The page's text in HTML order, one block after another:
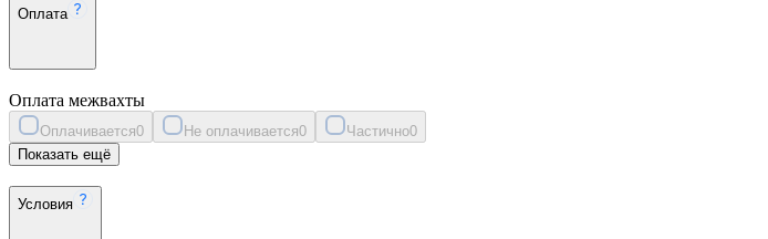
Оплата
Оплата межвахты
Оплачивается0 Не оплачивается0 Частично0
Показать ещё
Условия